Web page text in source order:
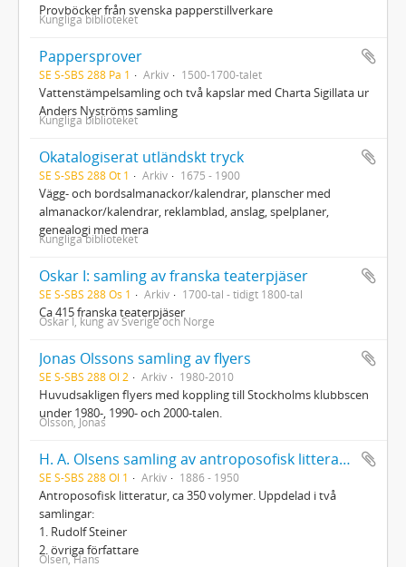
Provböcker från svenska papperstillverkare
Kungliga biblioteket
Pappersprover
SE S-SBS 288 Pa 1 Arkiv 1500-1700-talet
Vattenstämpelsamling och två kapslar med Charta Sigillata ur
Anders Nyströms samling
Kungliga biblioteket
Okatalogiserat utländskt tryck
SE S-SBS 288 Ot 1 Arkiv 1675 - 1900
Vägg- och bordsalmanackor/kalendrar, planscher med
almanackor/kalendrar, reklamblad, anslag, spelplaner,
genealogi med mera
Kungliga biblioteket
Oskar I: samling av franska teaterpjäser
SE S-SBS 288 Os 1 Arkiv 1700-tal - tidigt 1800-tal
Ca 415 franska teaterpjäser
Oskar I, kung av Sverige och Norge
Jonas Olssons samling av flyers
SE S-SBS 288 Ol 2 Arkiv 1980-2010
Huvudsakligen flyers med koppling till Stockholms klubbscen
under 1980-, 1990- och 2000-talen.
Olsson, Jonas
H. A. Olsens samling av antroposofisk litteratur
SE S-SBS 288 Ol 1 Arkiv 1886 - 1950
Antroposofisk litteratur, ca 350 volymer. Uppdelad i två
samlingar:
1. Rudolf Steiner
2. övriga författare
Olsen, Hans